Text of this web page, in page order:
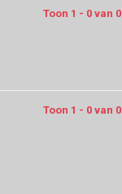
Toon 1 - 0 van 0
Toon 1 - 0 van 0